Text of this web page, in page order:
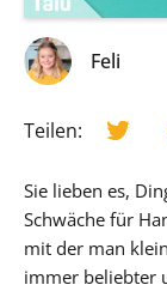
Feli
Teilen:
Sie lieben es,
Schwäche für
mit der man
immer beliebter